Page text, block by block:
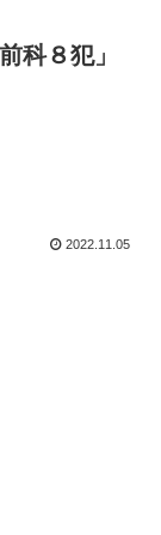
科８犯」
2022.11.05